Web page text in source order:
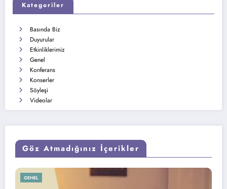
Kategoriler
Basında Biz
Duyurular
Etkinliklerimiz
Genel
Konferans
Konserler
Söyleşi
Videolar
Göz Atmadığınız İçerikler